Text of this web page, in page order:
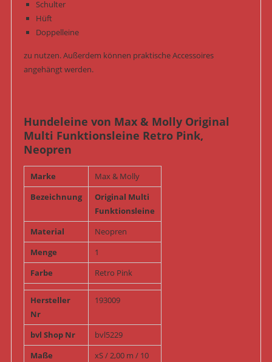
Schulter
Hüft
Doppelleine
zu nutzen. Außerdem können praktische Accessoires
angehängt werden.
Hundeleine von Max & Molly Original
Multi Funktionsleine Retro Pink,
Neopren
Marke
Max & Molly
Bezeichnung
Original Multi
Funktionsleine
Material
Neopren
Menge
1
Farbe
Retro Pink
Hersteller
Nr
193009
bvl Shop Nr
bvl5229
Maße
xS / 2,00 m / 10